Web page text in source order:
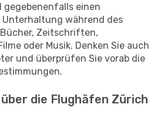
gegebenenfalls einen
Unterhaltung während des
Zeitschriften,
oder Musik. Denken Sie auch
und überprüfen Sie vorab die
die Flughäfen Zürich